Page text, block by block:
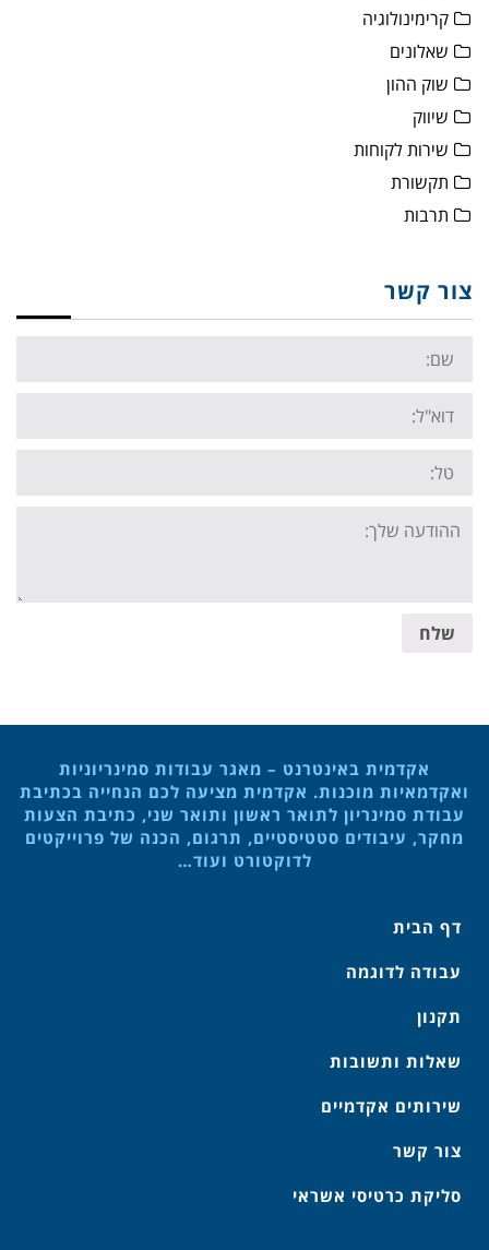
קרימינולוגיה
שאלונים
שוק ההון
שיווק
שירות לקוחות
תקשורת
תרבות
צור קשר
Name:
Email:
Tel:
Your
message:
שלח
אקדמית באינטרנט – מאגר עבודות סמינריוניות
ואקדמאיות מוכנות. אקדמית מציעה לכם הנחייה בכתיבת
עבודת סמינריון לתואר ראשון ותואר שני, כתיבת הצעות
מחקר, עיבודים סטטיסטיים, תרגום, הכנה של פרוייקטים
לדוקטורט ועוד…
דף הבית
עבודה לדוגמה
תקנון
שאלות ותשובות
שירותים אקדמיים
צור קשר
סליקת כרטיסי אשראי